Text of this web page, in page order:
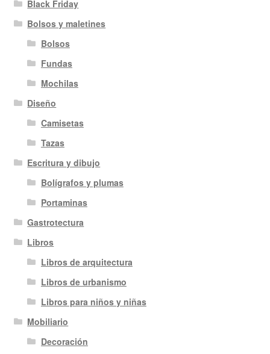
Black Friday
Bolsos y maletines
Bolsos
Fundas
Mochilas
Diseño
Camisetas
Tazas
Escritura y dibujo
Bolígrafos y plumas
Portaminas
Gastrotectura
Libros
Libros de arquitectura
Libros de urbanismo
Libros para niños y niñas
Mobiliario
Decoración